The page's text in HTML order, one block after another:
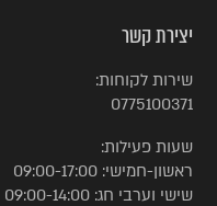
יצירת קשר
שירות לקוחות:
0775100371
שעות פעילות:
ראשון-חמישי: 09:00-17:00
שישי וערבי חג: 09:00-14:00